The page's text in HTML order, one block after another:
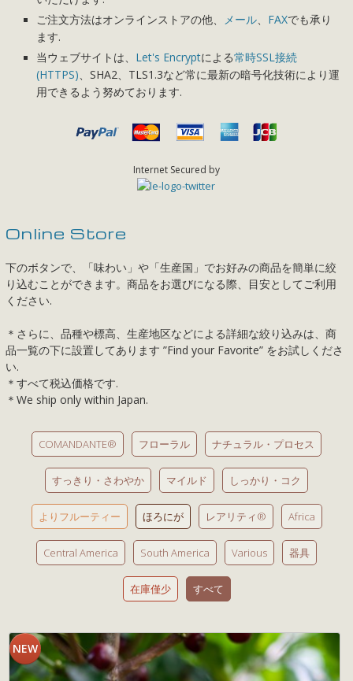
ご注文方法はオンラインストアの他、
メール、 FAXでも承り
ます.
当ウェブサイトは、 Let's Encryptによる常時SSL接続
(HTTPS)、SHA2、TLS1.3など常に最新の暗号化技術により運
用できるよう努めております.
Internet Secured by
Online Store
下のボタンで、「味わい」や「生産国」でお好みの商品を簡単に絞
り込むことができます。商品をお選びになる際、目安としてご利用
ください.
＊さらに、品種や標高、生産地区などによる詳細な絞り込みは、商
品一覧の下に設置してあります ”Find your Favorite” をお試しくださ
い.
＊すべて税込価格です.
＊We ship only within Japan.
COMANDANTE® フローラル ナチュラル・プロセス
すっきり・さわやか マイルド しっかり・コク
よりフルーティー ほろにが レアリティ® Africa
Central America South America Various 器具
在庫僅少 すべて
NEW